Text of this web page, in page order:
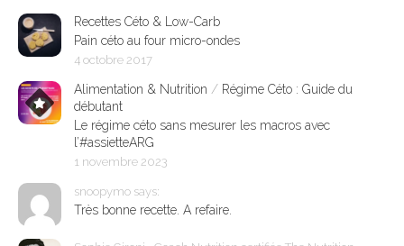
Recettes Céto & Low-Carb
Pain céto au four micro-ondes
4 octobre 2017
Alimentation & Nutrition / Régime Céto : Guide du
débutant
Le régime céto sans mesurer les macros avec
l’#assietteARG
1 novembre 2023
snoopymo says:
Très bonne recette. A refaire.